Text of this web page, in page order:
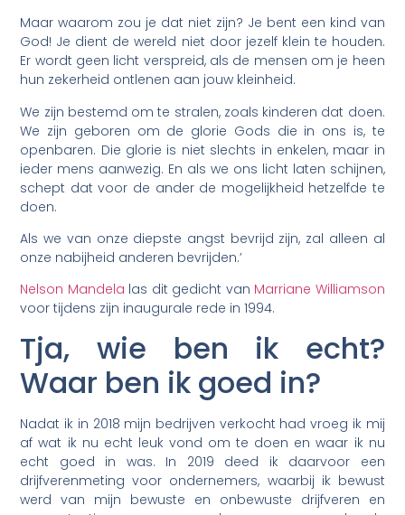
Maar waarom zou je dat niet zijn? Je bent een kind van
God! Je dient de wereld niet door jezelf klein te houden.
Er wordt geen licht verspreid, als de mensen om je heen
hun zekerheid ontlenen aan jouw kleinheid.
We zijn bestemd om te stralen, zoals kinderen dat doen.
We zijn geboren om de glorie Gods die in ons is, te
openbaren. Die glorie is niet slechts in enkelen, maar in
ieder mens aanwezig. En als we ons licht laten schijnen,
schept dat voor de ander de mogelijkheid hetzelfde te
doen.
Als we van onze diepste angst bevrijd zijn, zal alleen al
onze nabijheid anderen bevrijden.’
Nelson Mandela las dit gedicht van Marriane Williamson
voor tijdens zijn inaugurale rede in 1994.
Tja, wie ben ik echt?
Waar ben ik goed in?
Nadat ik in 2018 mijn bedrijven verkocht had vroeg ik mij
af wat ik nu echt leuk vond om te doen en waar ik nu
echt goed in was. In 2019 deed ik daarvoor een
drijfverenmeting voor ondernemers, waarbij ik bewust
werd van mijn bewuste en onbewuste drijfveren en